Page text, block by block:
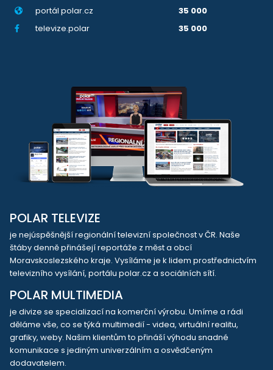
portál polar.cz
35 000
televize.polar
35 000
POLAR TELEVIZE
je nejúspěšnější regionální televizní společnost v ČR. Naše
štáby denně přinášejí reportáže z měst a obcí
Moravskoslezského kraje. Vysíláme je k lidem prostřednictvím
televizního vysílání, portálu polar.cz a sociálních sítí.
POLAR MULTIMEDIA
je divize se specializací na komerční výrobu. Umíme a rádi
děláme vše, co se týká multimedií - videa, virtuální realitu,
grafiky, weby. Našim klientům to přináší výhodu snadné
komunikace s jediným univerzálním a osvědčeným
dodavatelem.